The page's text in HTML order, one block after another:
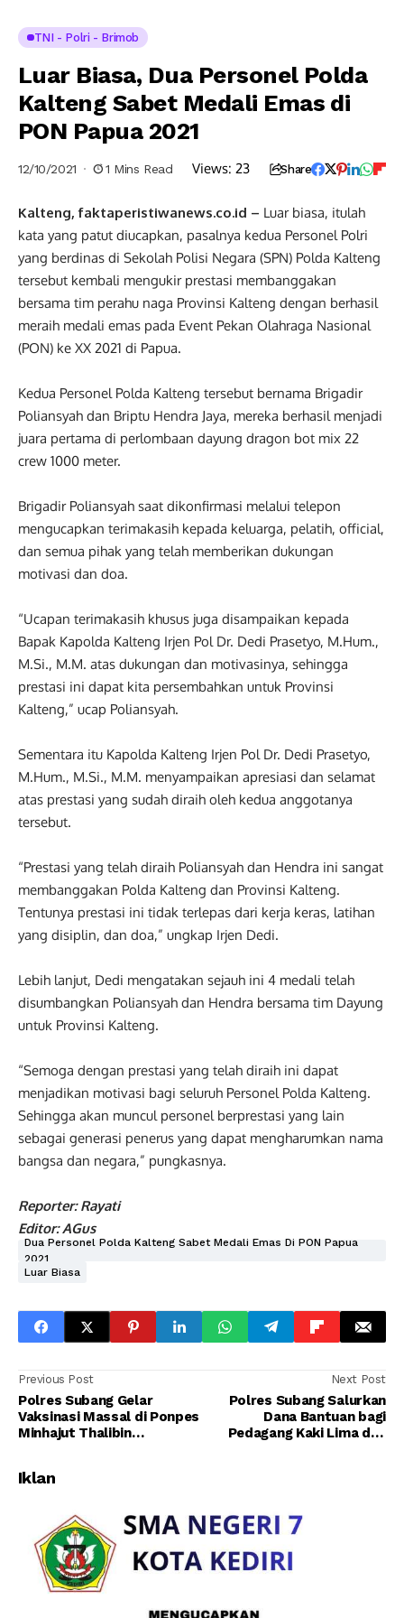
TNI - Polri - Brimob
Luar Biasa, Dua Personel Polda
Kalteng Sabet Medali Emas di
PON Papua 2021
12/10/2021 1 Mins Read Views: 23 Share
Kalteng, faktaperistiwanews.co.id – Luar biasa, itulah
kata yang patut diucapkan, pasalnya kedua Personel Polri
yang berdinas di Sekolah Polisi Negara (SPN) Polda Kalteng
tersebut kembali mengukir prestasi membanggakan
bersama tim perahu naga Provinsi Kalteng dengan berhasil
meraih medali emas pada Event Pekan Olahraga Nasional
(PON) ke XX 2021 di Papua.
Kedua Personel Polda Kalteng tersebut bernama Brigadir
Poliansyah dan Briptu Hendra Jaya, mereka berhasil menjadi
juara pertama di perlombaan dayung dragon bot mix 22
crew 1000 meter.
Brigadir Poliansyah saat dikonfirmasi melalui telepon
mengucapkan terimakasih kepada keluarga, pelatih, official,
dan semua pihak yang telah memberikan dukungan
motivasi dan doa.
“Ucapan terimakasih khusus juga disampaikan kepada
Bapak Kapolda Kalteng Irjen Pol Dr. Dedi Prasetyo, M.Hum.,
M.Si., M.M. atas dukungan dan motivasinya, sehingga
prestasi ini dapat kita persembahkan untuk Provinsi
Kalteng,” ucap Poliansyah.
Sementara itu Kapolda Kalteng Irjen Pol Dr. Dedi Prasetyo,
M.Hum., M.Si., M.M. menyampaikan apresiasi dan selamat
atas prestasi yang sudah diraih oleh kedua anggotanya
tersebut.
“Prestasi yang telah diraih Poliansyah dan Hendra ini sangat
membanggakan Polda Kalteng dan Provinsi Kalteng.
Tentunya prestasi ini tidak terlepas dari kerja keras, latihan
yang disiplin, dan doa,” ungkap Irjen Dedi.
Lebih lanjut, Dedi mengatakan sejauh ini 4 medali telah
disumbangkan Poliansyah dan Hendra bersama tim Dayung
untuk Provinsi Kalteng.
“Semoga dengan prestasi yang telah diraih ini dapat
menjadikan motivasi bagi seluruh Personel Polda Kalteng.
Sehingga akan muncul personel berprestasi yang lain
sebagai generasi penerus yang dapat mengharumkan nama
bangsa dan negara,” pungkasnya.
Reporter: Rayati
Editor: AGus
Dua Personel Polda Kalteng Sabet Medali Emas Di PON Papua
2021
Luar Biasa
Previous Post
Polres Subang Gelar
Vaksinasi Massal di Ponpes
Minhajut Thalibin
Next Post
Polres Subang Salurkan
Dana Bantuan bagi
Pedagang Kaki Lima dan
Iklan